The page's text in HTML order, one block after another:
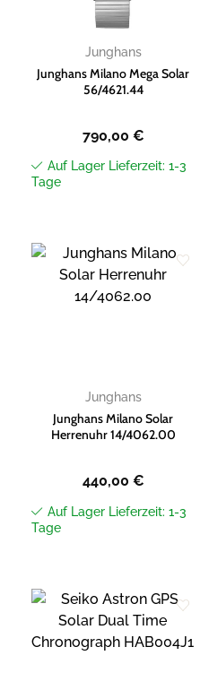
Junghans
Junghans Milano Mega Solar
56/4621.44
790,00 €
Auf Lager Lieferzeit: 1-3
Tage
Wunschliste
Junghans
Junghans Milano Solar
Herrenuhr 14/4062.00
440,00 €
Auf Lager Lieferzeit: 1-3
Tage
Wunschliste